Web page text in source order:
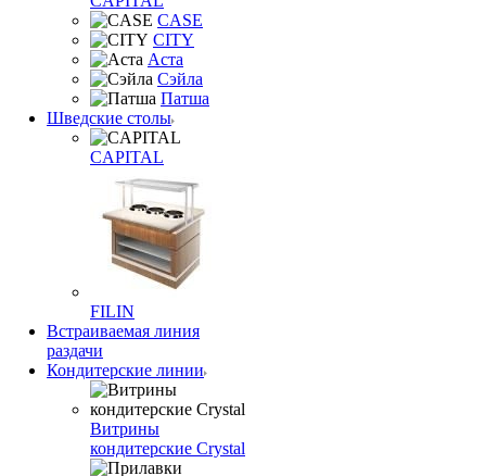
CASE
CITY
Аста
Сэйла
Патша
Шведские столы
CAPITAL
FILIN
Встраиваемая линия
раздачи
Кондитерские линии
Витрины
кондитерские Crystal